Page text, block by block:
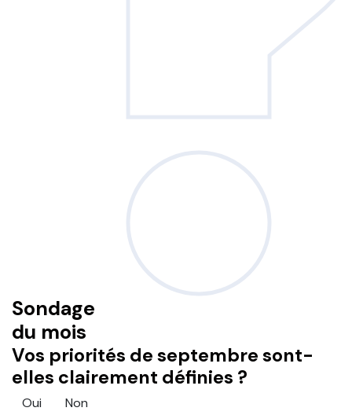
Sondage
du mois
Vos priorités de septembre sont-
elles clairement définies ?
Oui
Non